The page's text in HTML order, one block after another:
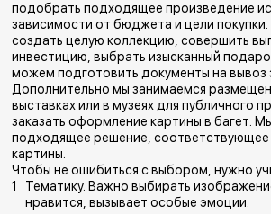
подобрать подходящее произведение
зависимости от бюджета и цели
создать целую коллекцию, совершить
инвестицию, выбрать изысканный
можем подготовить документы на вывоз
Дополнительно мы занимаемся
выставках или в музеях для публичного
заказать оформление картины в багет.
подходящее решение, соответствующее
картины.
Чтобы не ошибиться с выбором, нужно
Тематику. Важно выбирать
нравится, вызывает особые эмоции.